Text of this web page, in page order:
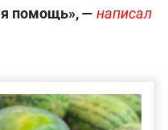
помощь», — написал